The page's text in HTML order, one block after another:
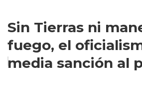
Sin Tierras ni
fuego, el
media sanción al